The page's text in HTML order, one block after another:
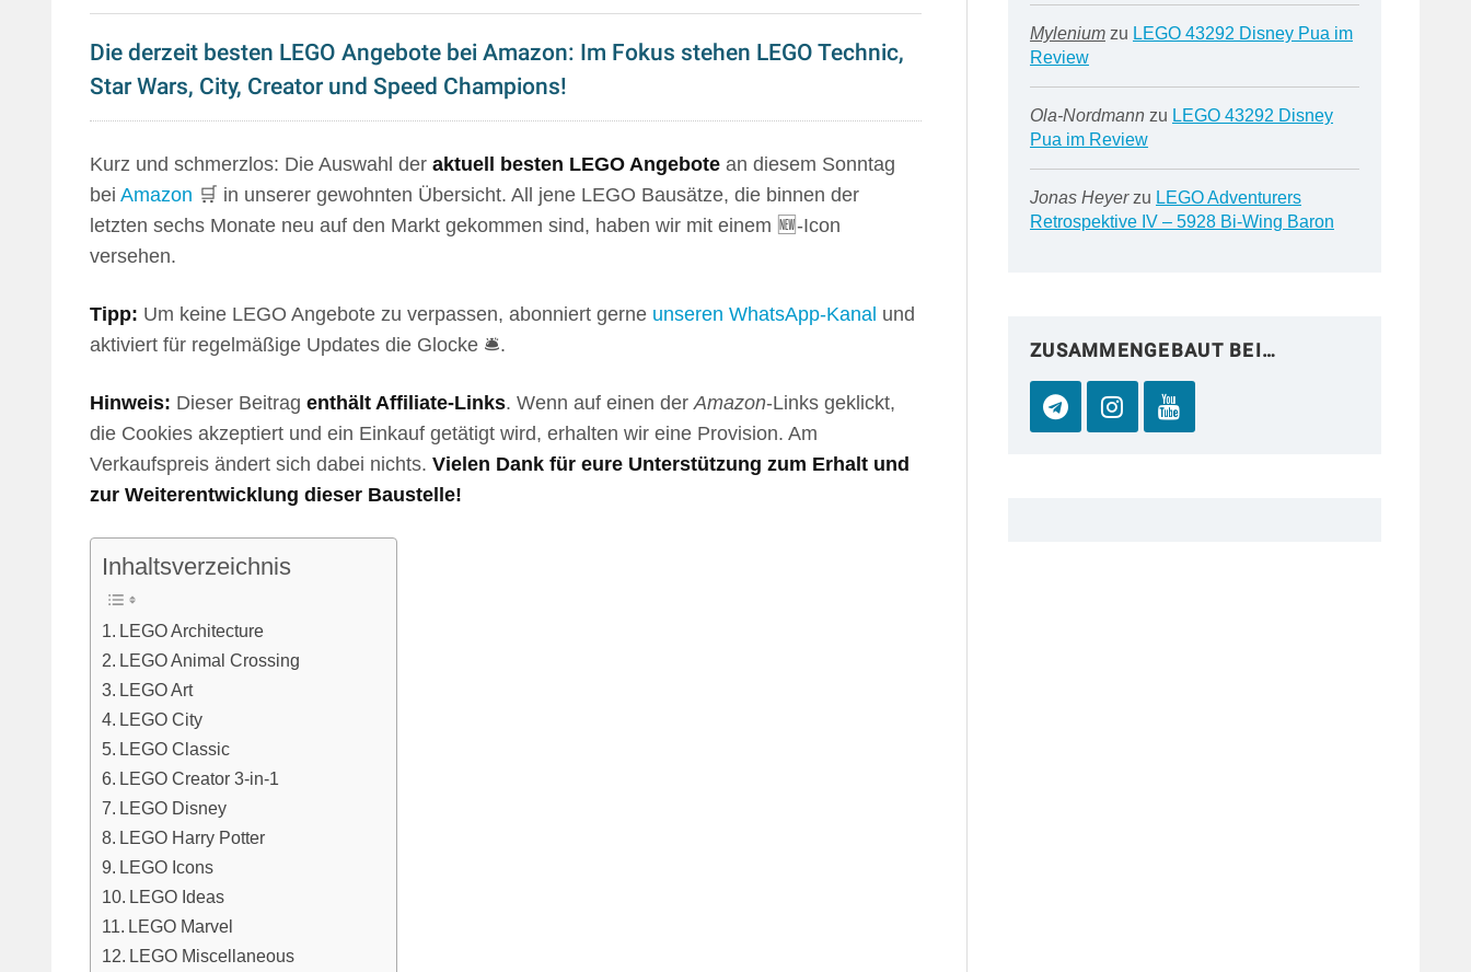
Die derzeit besten LEGO Angebote bei Amazon: Im Fokus stehen LEGO Technic,
Star Wars, City, Creator und Speed Champions!
Kurz und schmerzlos: Die Auswahl der aktuell besten LEGO Angebote an diesem Sonntag
bei Amazon 🛒 in unserer gewohnten Übersicht. All jene LEGO Bausätze, die binnen der
letzten sechs Monate neu auf den Markt gekommen sind, haben wir mit einem 🆕-Icon
versehen.
Tipp: Um keine LEGO Angebote zu verpassen, abonniert gerne unseren WhatsApp-Kanal und
aktiviert für regelmäßige Updates die Glocke 🛎️.
Hinweis: Dieser Beitrag enthält Affiliate-Links. Wenn auf einen derAmazon-Links geklickt,
die Cookies akzeptiert und ein Einkauf getätigt wird, erhalten wir eine Provision. Am
Verkaufspreis ändert sich dabei nichts. Vielen Dank für eure Unterstützung zum Erhalt und
zur Weiterentwicklung dieser Baustelle!
Inhaltsverzeichnis
LEGO Architecture
LEGO Animal Crossing
LEGO Art
LEGO City
LEGO Classic
LEGO Creator 3-in-1
LEGO Disney
LEGO Harry Potter
LEGO Icons
LEGO Ideas
LEGO Marvel
LEGO Miscellaneous
Myleniumzu LEGO 43292 Disney Pua im
Review
Ola-Nordmannzu LEGO 43292 Disney
Pua im Review
Jonas Heyerzu LEGO Adventurers
Retrospektive IV – 5928 Bi-Wing Baron
ZUSAMMENGEBAUT BEI…